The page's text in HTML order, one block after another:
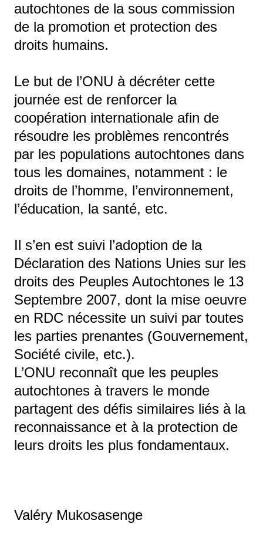
autochtones de la sous commission
de la promotion et protection des
droits humains.
Le but de l’ONU à décréter cette
journée est de renforcer la
coopération internationale afin de
résoudre les problèmes rencontrés
par les populations autochtones dans
tous les domaines, notamment : le
droits de l’homme, l’environnement,
l’éducation, la santé, etc.
Il s’en est suivi l’adoption de la
Déclaration des Nations Unies sur les
droits des Peuples Autochtones le 13
Septembre 2007, dont la mise oeuvre
en RDC nécessite un suivi par toutes
les parties prenantes (Gouvernement,
Société civile, etc.).
L’ONU reconnaît que les peuples
autochtones à travers le monde
partagent des défis similaires liés à la
reconnaissance et à la protection de
leurs droits les plus fondamentaux.
Valéry Mukosasenge